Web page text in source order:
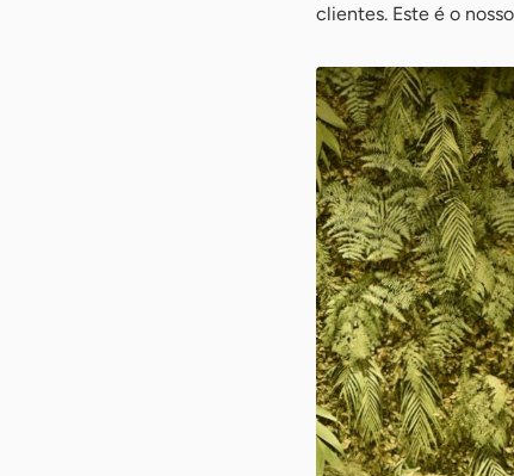
clientes. Este é o